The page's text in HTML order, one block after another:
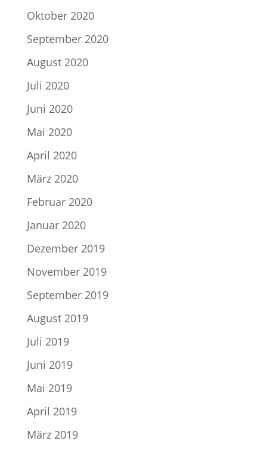
Oktober 2020
September 2020
August 2020
Juli 2020
Juni 2020
Mai 2020
April 2020
März 2020
Februar 2020
Januar 2020
Dezember 2019
November 2019
September 2019
August 2019
Juli 2019
Juni 2019
Mai 2019
April 2019
März 2019